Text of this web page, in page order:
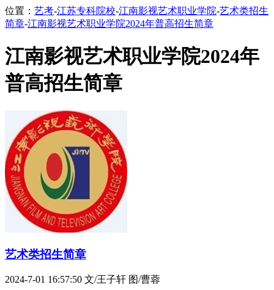
位置： 艺考-江苏专科院校-江南影视艺术职业学院-艺术类招生
简章-江南影视艺术职业学院2024年普高招生简章
江南影视艺术职业学院2024年
普高招生简章
艺术类招生简章
2024-7-01 16:57:50 文/王子轩 图/曹蓉